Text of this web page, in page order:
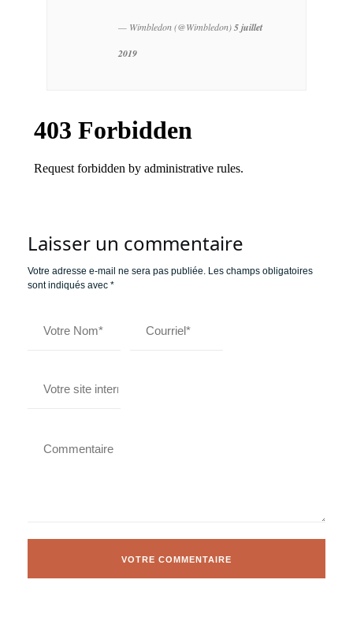
— Wimbledon (@Wimbledon)5 juillet
2019
Laisser un commentaire
Votre adresse e-mail ne sera pas publiée. Les champs obligatoires
sont indiqués avec *